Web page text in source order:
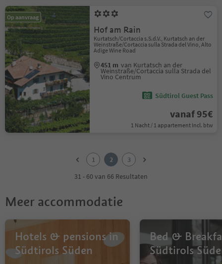
Op aanvraag
Hof am Rain
Kurtatsch/Cortaccia s.S.d.V., Kurtatsch an der
Weinstraße/Cortaccia sulla Strada del Vino, Alto
Adige Wine Road
451 m van Kurtatsch an der
Weinstraße/Cortaccia sulla Strada del
Vino Centrum
Südtirol Guest Pass
vanaf 95€
1 Nacht / 1 appartement Incl. btw
1 2
3
31 - 60 van 66 Resultaten
Meer accommodatie
Hotels & pensions in
Südtirols Süden
Bed &
Südtirols